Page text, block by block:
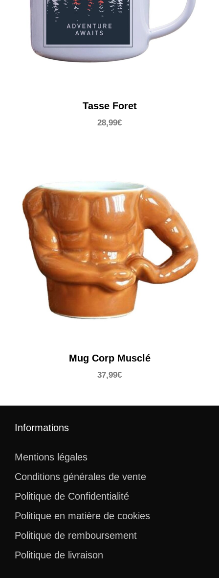
Tasse Foret
28,99€
Mug Corp Musclé
37,99€
Informations
Mentions légales
Conditions générales de vente
Politique de Confidentialité
Politique en matière de cookies
Politique de remboursement
Politique de livraison